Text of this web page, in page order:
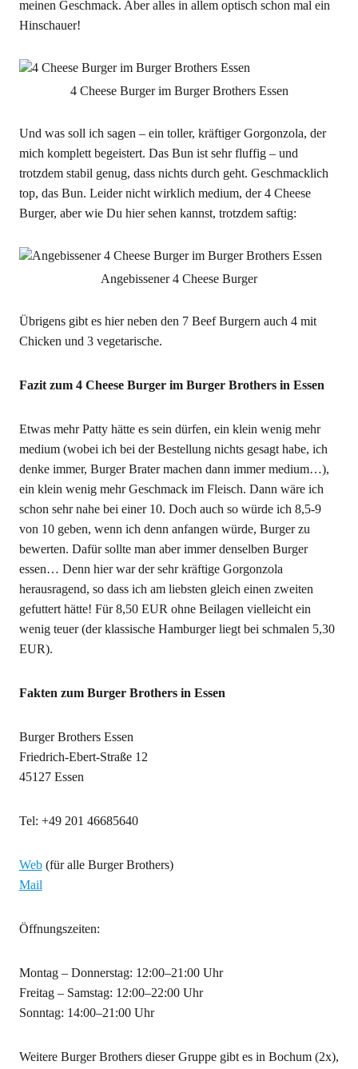
meinen Geschmack. Aber alles in allem optisch schon mal ein
Hinschauer!
4 Cheese Burger im Burger Brothers Essen
Und was soll ich sagen – ein toller, kräftiger Gorgonzola, der
mich komplett begeistert. Das Bun ist sehr fluffig – und
trotzdem stabil genug, dass nichts durch geht. Geschmacklich
top, das Bun. Leider nicht wirklich medium, der 4 Cheese
Burger, aber wie Du hier sehen kannst, trotzdem saftig:
Angebissener 4 Cheese Burger
Übrigens gibt es hier neben den 7 Beef Burgern auch 4 mit
Chicken und 3 vegetarische.
Fazit zum 4 Cheese Burger im Burger Brothers in Essen
Etwas mehr Patty hätte es sein dürfen, ein klein wenig mehr
medium (wobei ich bei der Bestellung nichts gesagt habe, ich
denke immer, Burger Brater machen dann immer medium…),
ein klein wenig mehr Geschmack im Fleisch. Dann wäre ich
schon sehr nahe bei einer 10. Doch auch so würde ich 8,5-9
von 10 geben, wenn ich denn anfangen würde, Burger zu
bewerten. Dafür sollte man aber immer denselben Burger
essen… Denn hier war der sehr kräftige Gorgonzola
herausragend, so dass ich am liebsten gleich einen zweiten
gefuttert hätte! Für 8,50 EUR ohne Beilagen vielleicht ein
wenig teuer (der klassische Hamburger liegt bei schmalen 5,30
EUR).
Fakten zum Burger Brothers in Essen
Burger Brothers Essen
Friedrich-Ebert-Straße 12
45127 Essen
Tel: +49 201 46685640
Web(für alle Burger Brothers)
Mail
Öffnungszeiten:
Montag – Donnerstag: 12:00–21:00 Uhr
Freitag – Samstag: 12:00–22:00 Uhr
Sonntag: 14:00–21:00 Uhr
Weitere Burger Brothers dieser Gruppe gibt es in Bochum (2x),